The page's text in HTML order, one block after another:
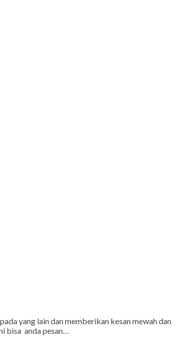
yang lain dan memberikan kesan mewah dan
bisa anda pesan…